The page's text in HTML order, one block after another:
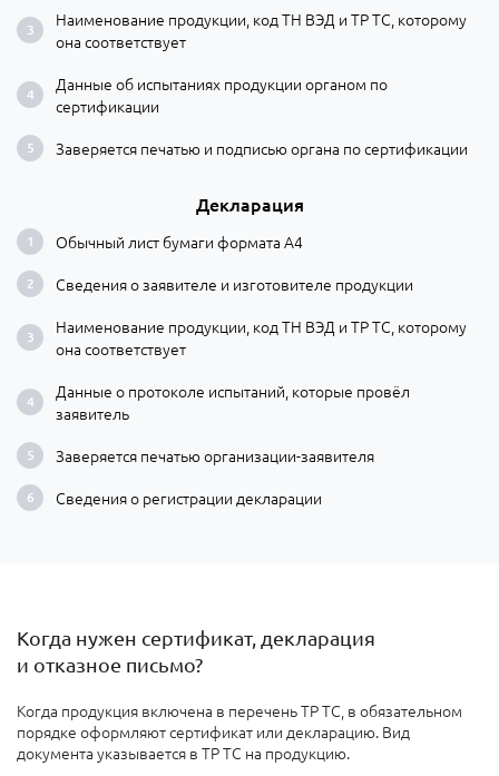
Наименование продукции, код ТН ВЭД и ТР ТС, которому
она соответствует
Данные об испытаниях продукции органом по
сертификации
Заверяется печатью и подписью органа по сертификации
Декларация
Обычный лист бумаги формата А4
Сведения о заявителе и изготовителе продукции
Наименование продукции, код ТН ВЭД и ТР ТС, которому
она соответствует
Данные о протоколе испытаний, которые провёл
заявитель
Заверяется печатью организации-заявителя
Сведения о регистрации декларации
Когда нужен сертификат, декларация
и отказное письмо?
Когда продукция включена в перечень ТР ТС, в обязательном
порядке оформляют сертификат или декларацию. Вид
документа указывается в ТР ТС на продукцию.